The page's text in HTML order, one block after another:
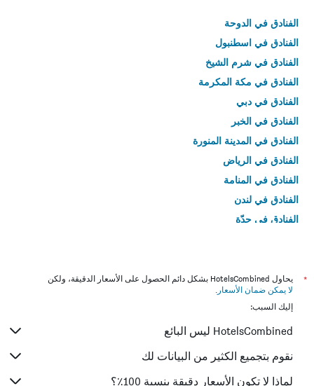
الفنادق في الدوحة
الفنادق في اسطنبول
الفنادق في شرم الشيخ
الفنادق في مكة المكرمة
الفنادق في دبي
الفنادق في الخبر
الفنادق في المدينة المنورة
الفنادق في الرياض
الفنادق في المنامة
الفنادق في لندن
الفنادق في جدّة
*
يحاول HotelsCombined بشكل دائم الحصول على الأسعار الدقيقة، ولكن
لا يمكن ضمان الأسعار .
إليك السبب:
HotelsCombined ليس البائع
نقوم بتجميع الكثير من البيانات لك
لماذا لا تكون الأسعار دقيقة بنسبة 100٪؟